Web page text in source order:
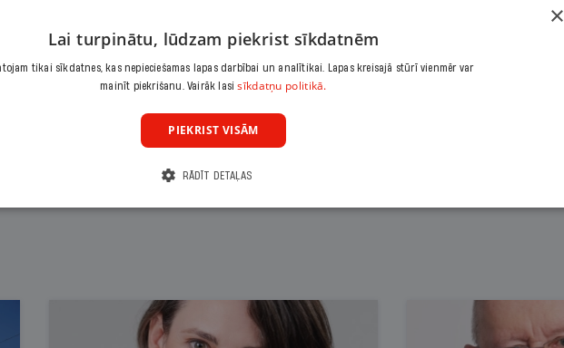
Citas abonēšanas iespējas meklē šeit
×
Lai turpinātu, lūdzam piekrist sīkdatnēm
tikai sīkdatnes, kas nepieciešamas lapas darbībai un analītikai. Lapas kreisajā stūrī vienmēr var
mainīt piekrišanu. Vairāk lasisīkdatņu politikā.
PIEKRIST VISĀM
RĀDĪT DETAĻAS